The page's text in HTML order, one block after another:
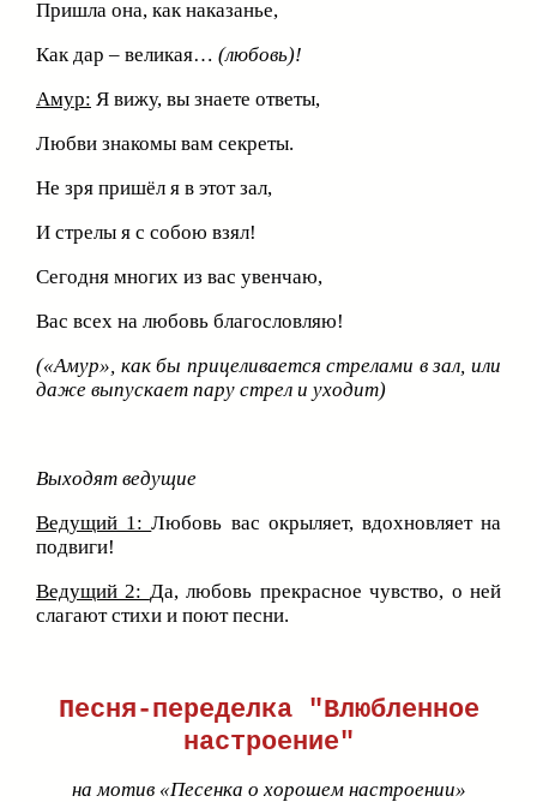
Пришла она, как наказанье,
Как дар – великая… (любовь)!
Амур: Я вижу, вы знаете ответы,
Любви знакомы вам секреты.
Не зря пришёл я в этот зал,
И стрелы я с собою взял!
Сегодня многих из вас увенчаю,
Вас всех на любовь благословляю!
(«Амур», как бы прицеливается стрелами в зал, или
даже выпускает пару стрел и уходит)
Выходят ведущие
Ведущий 1:Любовь вас окрыляет, вдохновляет на
подвиги!
Ведущий 2: Да, любовь прекрасное чувство, о ней
слагают стихи и поют песни.
Песня-переделка "Влюбленное
настроение"
на мотив «Песенка о хорошем настроении»